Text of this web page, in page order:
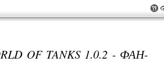
OF TANKS 1.0.2 - ФАН-